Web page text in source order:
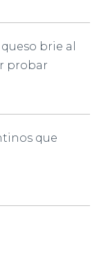
brie al
probar
que